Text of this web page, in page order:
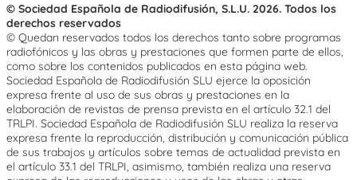
© Sociedad Española de Radiodifusión, S.L.U. 2026. Todos los
derechos reservados
© Quedan reservados todos los derechos tanto sobre programas
radiofónicos y las obras y prestaciones que formen parte de ellos,
como sobre los contenidos publicados en esta página web.
Sociedad Española de Radiodifusión SLU ejerce la oposición
expresa frente al uso de sus obras y prestaciones en la
elaboración de revistas de prensa prevista en el artículo 32.1 del
TRLPI. Sociedad Española de Radiodifusión SLU realiza la reserva
expresa frente la reproducción, distribución y comunicación pública
de sus trabajos y artículos sobre temas de actualidad prevista en
el artículo 33.1 del TRLPI, asimismo, también realiza una reserva